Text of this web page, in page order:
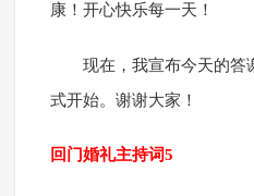
康！开心快乐每一天！
现在，我宣布今天的答
式开始。谢谢大家！
回门婚礼主持词5